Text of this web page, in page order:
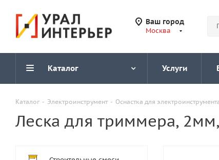
Ваш город
Москва
Каталог Услуги
Каталог - Электроинструмент - Оснастка для
Леска для триммера, 2мм,